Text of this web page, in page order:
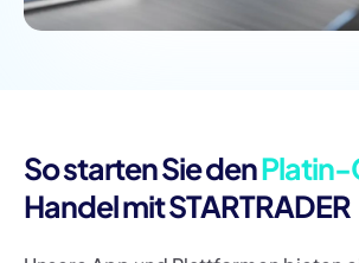
So starten Sie denPlatin-
Handel mit STARTRADER